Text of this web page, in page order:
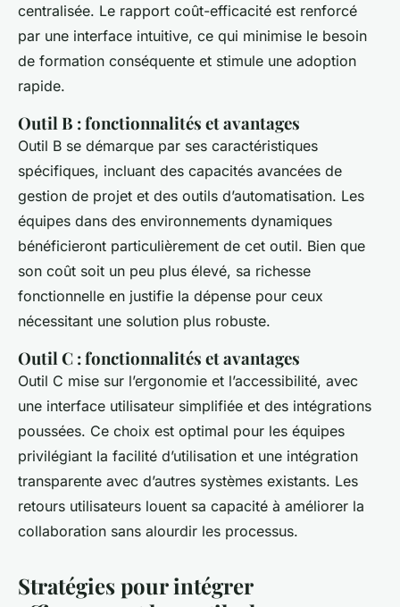
centralisée. Le rapport coût-efficacité est renforcé
par une interface intuitive, ce qui minimise le besoin
de formation conséquente et stimule une adoption
rapide.
Outil B : fonctionnalités et avantages
Outil B se démarque par ses caractéristiques
spécifiques, incluant des capacités avancées de
gestion de projet et des outils d’automatisation. Les
équipes dans des environnements dynamiques
bénéficieront particulièrement de cet outil. Bien que
son coût soit un peu plus élevé, sa richesse
fonctionnelle en justifie la dépense pour ceux
nécessitant une solution plus robuste.
Outil C : fonctionnalités et avantages
Outil C mise sur l’ergonomie et l’accessibilité, avec
une interface utilisateur simplifiée et des intégrations
poussées. Ce choix est optimal pour les équipes
privilégiant la facilité d’utilisation et une intégration
transparente avec d’autres systèmes existants. Les
retours utilisateurs louent sa capacité à améliorer la
collaboration sans alourdir les processus.
Stratégies pour intégrer